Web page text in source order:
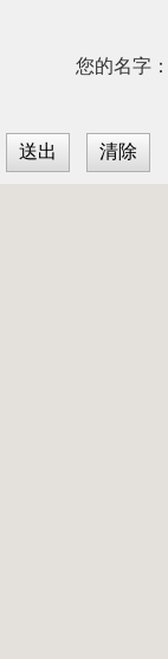
您的名字：